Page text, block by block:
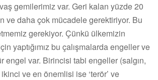
gemilerimiz var. Geri kalan yüzde 20
ve daha çok mücadele gerektiriyor. Bu
gerekiyor. Çünkü ülkemizin
yaptığımız bu çalışmalarda engeller ve
engel var. Birincisi tabi engeller (salgın,
ve en önemlisi ise ‘terör’ ve